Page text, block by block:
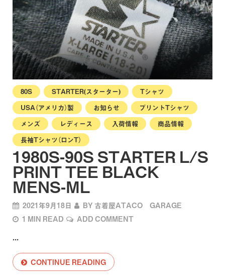
80S STARTER(スターター)
Tシャツ
USA（アメリカ）製
お知らせ
プリントTシャツ
メンズ
レディース 入荷情報
商品情報
長袖Tシャツ（ロンT）
1980S-90S STARTER L/S
PRINT TEE BLACK
MENS-ML
2021年9月18日 BY 古着屋ATACO GARAGE
1 MIN READ
ADD COMMENT
...
CONTINUE READING